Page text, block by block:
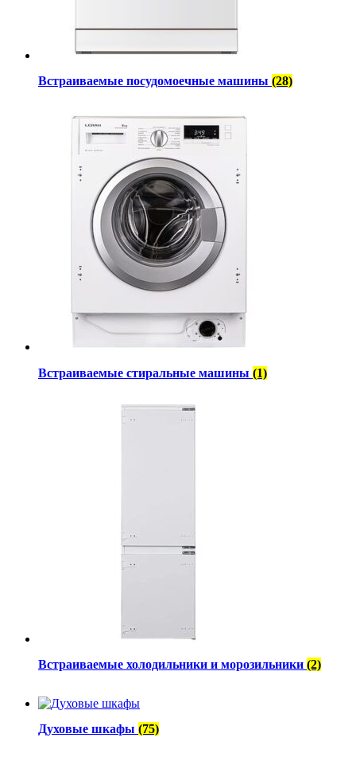
Встраиваемые посудомоечные машины (28)
Встраиваемые стиральные машины (1)
Встраиваемые холодильники и морозильники (2)
Духовые шкафы (75)